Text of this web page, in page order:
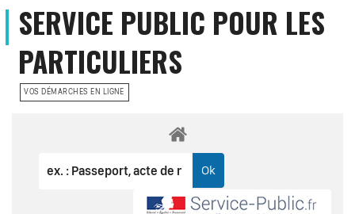
SERVICE PUBLIC POUR LES
PARTICULIERS
VOS DÉMARCHES EN LIGNE